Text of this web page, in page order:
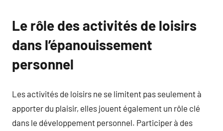
Le rôle des activités de loisirs
dans l’épanouissement
personnel
Les activités de loisirs ne se limitent pas seulement à
apporter du plaisir, elles jouent également un rôle clé
dans le développement personnel. Participer à des